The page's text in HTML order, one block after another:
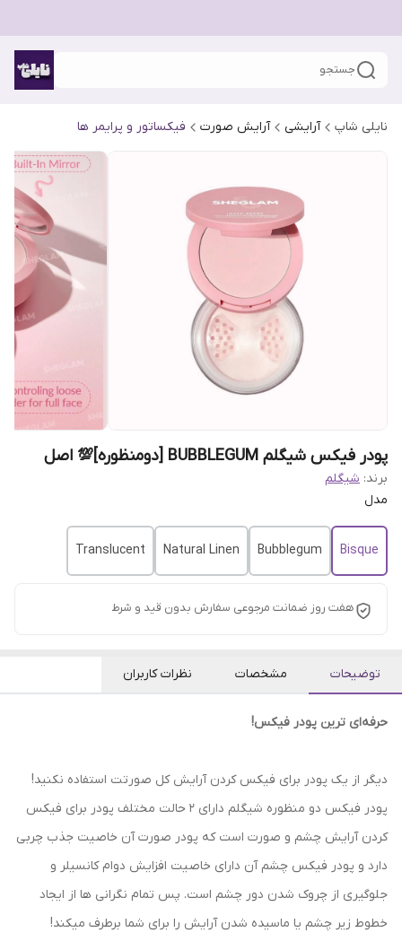
جستجو
نایلی شاپ آرایشی آرایش صورت فیکساتور و پرایمر ها
پودر فیکس شیگلم BUBBLEGUM [دومنظوره]💯 اصل
برند: شیگلم
مدل
Bisque
Bubblegum
Natural Linen
Translucent
هفت روز ضمانت مرجوعی سفارش بدون قید و شرط
توضیحات مشخصات نظرات کاربران
حرفه‌ای ترین پودر فیکس!
دیگر از یک پودر برای فیکس کردن آرایش کل صورتت استفاده نکنید!
پودر فیکس دو منظوره شیگلم دارای ۲ حالت مختلف پودر برای فیکس
کردن آرایش چشم و صورت است که پودر صورت آن خاصیت جذب چربی
دارد و پودر فیکس چشم آن دارای خاصیت افزایش دوام کانسیلر و
جلوگیری از چروک شدن دور چشم است. پس تمام نگرانی ها از ایجاد
خطوط زیر چشم یا ماسیده شدن آرایش را برای شما برطرف میکند!